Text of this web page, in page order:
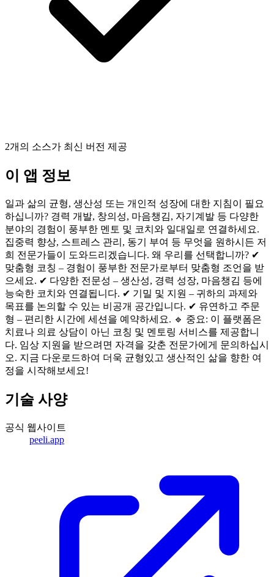
2개의 소스가 최신 버전 제공
이 앱 정보
일과 삶의 균형, 생산성 또는 개인적 성장에 대한 지침이 필요
하십니까? 경력 개발, 창의성, 마음챙김, 자기계발 등 다양한
분야의 경험이 풍부한 멘토 및 코치와 일대일로 연결하세요.
집중력 향상, 스트레스 관리, 동기 부여 등 무엇을 원하시든 저
희 전문가들이 도와드리겠습니다. 왜 우리를 선택합니까? ✔
맞춤형 코칭 – 경험이 풍부한 전문가로부터 맞춤형 조언을 받
으세요. ✔ 다양한 전문성 – 생산성, 경력 성장, 마음챙김 등에
능숙한 코치와 연결됩니다. ✔ 기밀 및 지원 – 귀하의 과제와
목표를 논의할 수 있는 비공개 공간입니다. ✔ 유연하고 주문
형 – 편리한 시간에 세션을 예약하세요. 🔹 중요: 이 플랫폼은
치료나 의료 상담이 아닌 코칭 및 멘토링 서비스를 제공합니
다. 임상 지원을 받으려면 자격을 갖춘 전문가에게 문의하십시
오. 지금 다운로드하여 더욱 균형있고 생산적인 삶을 향한 여
정을 시작해보세요!
기술 사양
공식 웹사이트
peeli.app